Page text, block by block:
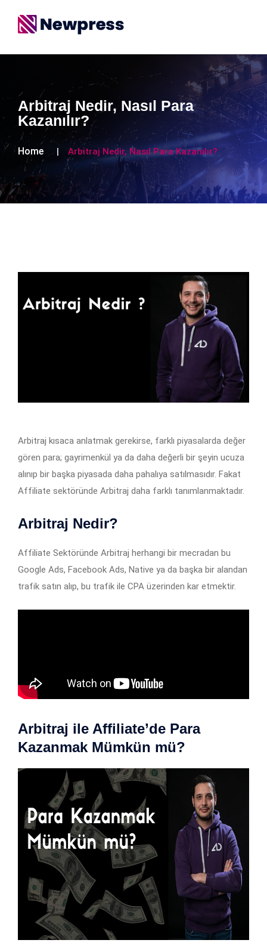
Arbitraj Nedir, Nasıl Para
Kazanılır?
Home Arbitraj Nedir, Nasıl Para Kazanılır?
Arbitraj kısaca anlatmak gerekirse, farklı piyasalarda değer
gören para; gayrimenkül ya da daha değerli bir şeyin ucuza
alınıp bir başka piyasada daha pahalıya satılmasıdır. Fakat
Affiliate sektöründe Arbitraj daha farklı tanımlanmaktadır.
Arbitraj Nedir?
Affiliate Sektöründe Arbitraj herhangi bir mecradan bu
Google Ads, Facebook Ads, Native ya da başka bir alandan
trafik satın alıp, bu trafik ile CPA üzerinden kar etmektir.
Arbitraj ile Affiliate’de Para
Kazanmak Mümkün mü?